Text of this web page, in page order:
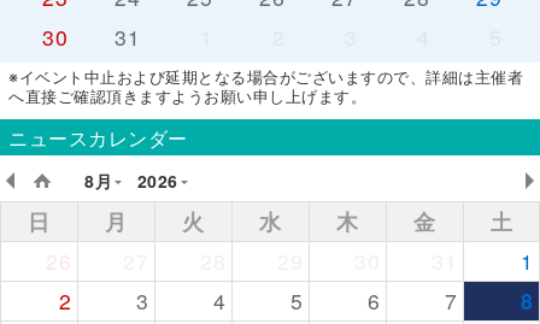
30
31 5
※イベント中止および延期となる場合がございますので、詳細は主催者
へ直接ご確認頂きますようお願い申し上げます。
ニュースカレンダー
8月
2026
日 月 火 水 木 金
土
26
1
2
3 4 5 6 7
8